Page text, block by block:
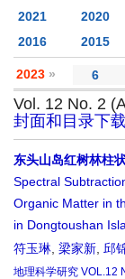
2021
2020
2016
2015
2023 » 6
Vol. 12 No. 2
封面和目录下
东头山岛红树林柱
Spectral
Organic Matter in
in Dongtoushan
符玉琳 梁家新 邱
地理科学研究 VOL.12